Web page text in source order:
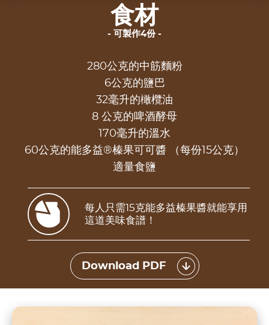
食材
可製作4份
280公克的中筋麵粉
6公克的鹽巴
32毫升的橄欖油
8 公克的啤酒酵母
170毫升的溫水
60公克的能多益®榛果可可醬 （每份15公克）
適量食鹽
每人只需15克能多益榛果醬就能享用
這道美味食譜！
Download PDF